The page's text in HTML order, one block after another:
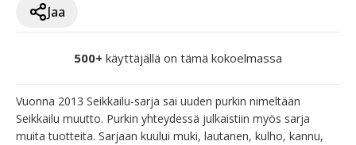
Jaa
500+ käyttäjällä on tämä kokoelmassa
Vuonna 2013 Seikkailu-sarja sai uuden purkin nimeltään
Seikkailu muutto. Purkin yhteydessä julkaistiin myös sarja
muita tuotteita. Sarjaan kuului muki, lautanen, kulho, kannu,